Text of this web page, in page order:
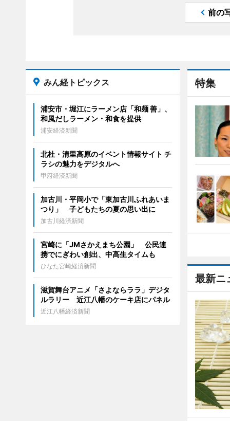
前の
特集
最新ニ
みん経トピックス
浦安市・堀江にラーメン店「和麺 善」、
和風だしラーメン・和食を提供
浦安経済新聞
北杜・清里高原のイベント情報サイト チ
ラシの魅力をデジタルへ
甲府経済新聞
加古川・平岡小で「東加古川ふれあいま
つり」 子どもたちの夏の思い出に
加古川経済新聞
宮崎に「JMさかえまち公園」 公民連
携でにぎわい創出、中高生タイムも
ひなた宮崎経済新聞
滋賀舞台アニメ「さよならララ」デジタ
ルラリー 近江八幡のケーキ店にパネル
近江八幡経済新聞